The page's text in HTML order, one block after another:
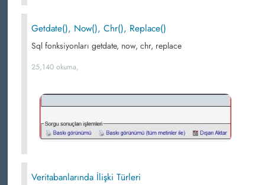
Getdate(), Now(), Chr(), Replace()
Sql fonksiyonları getdate, now, chr, replace
25,140 okuma,
Veritabanlarında İlişki Türleri